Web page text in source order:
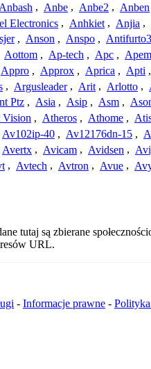
Anbash , Anbe , Anbe2 , Anben
Electronics , Anhkiet , Anjia ,
, Anson , Anspo ,
Aottom , Ap-tech , Apc ,
Appro , Approx , Aprica , Apti ,
, Argusleader , Arit , Arlotto ,
Ptz , Asia , Asip , Asm ,
Vision , Atheros , Athome ,
Av102ip-40 , Av12176dn-15 ,
Avertx , Avicam , Avidsen ,
, Avtech , Avtron , Avue ,
tutaj są zbierane
URL.
- Informacje prawne -